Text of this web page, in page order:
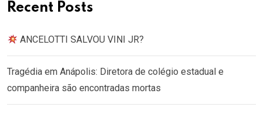
Recent Posts
ANCELOTTI SALVOU VINI JR?
Tragédia em Anápolis: Diretora de colégio estadual e
companheira são encontradas mortas